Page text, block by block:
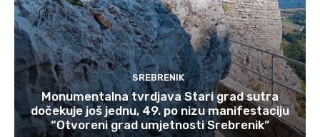
SREBRENIK
Monumentalna tvrdjava Stari grad sutra
dočekuje još jednu, 49. po nizu manifestaciju
“Otvoreni grad umjetnosti Srebrenik”